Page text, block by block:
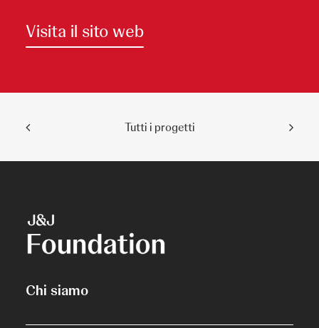
Visita il sito web
Tutti i progetti
Chi siamo